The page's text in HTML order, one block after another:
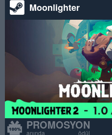
Moonlighter
PROMOSYON
anında ödül